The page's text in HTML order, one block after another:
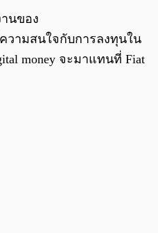
นของ
วามสนใจกับการลงทุนใน
money จะมาแทนที่ Fiat